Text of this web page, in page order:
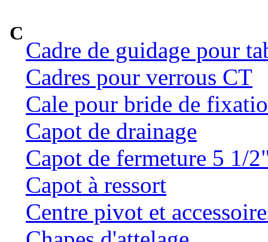
C
Cadre de guidage pour
Cadres pour verrous CT
Cale pour bride de
Capot de drainage
Capot de fermeture 5 1/
Capot à ressort
Centre pivot et